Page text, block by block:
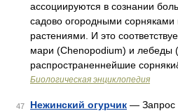
ассоциируются в сознании
садово огородными
растениями. И это
мари (Chenopodium) и лебеды
распространеннейшие
Биологическая энциклопедия
47 Нежинский огурчик — Запрос